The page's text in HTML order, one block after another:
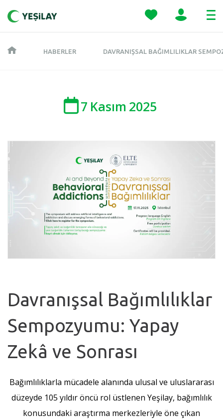
HABERLER DAVRANIŞSAL BAĞIMLILIKLAR
7 Kasım 2025
Davranışsal Bağımlılıklar
Sempozyumu: Yapay
Zekâ ve Sonrası
Bağımlılıklarla mücadele alanında ulusal ve uluslararası
düzeyde 105 yıldır öncü rol üstlenen Yeşilay, bağımlılık
konusundaki araştırma merkezleriyle öne çıkan